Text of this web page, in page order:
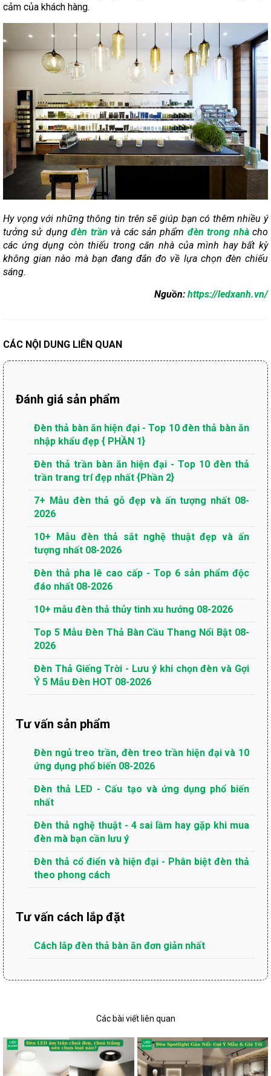
cảm của khách hàng.
Hy vọng với những thông tin trên sẽ giúp bạn có thêm nhiều ý
tưởng sử dụngđèn trần và các sản phẩm đèn trong nhàcho
các ứng dụng còn thiếu trong căn nhà của mình hay bất kỳ
không gian nào mà bạn đang đắn đo về lựa chọn đèn chiếu
sáng.
Nguồn: https://ledxanh.vn/
CÁC NỘI DUNG LIÊN QUAN
Đánh giá sản phẩm
Đèn thả bàn ăn hiện đại - Top 10 đèn thả bàn ăn
nhập khẩu đẹp { PHẦN 1}
Đèn thả trần bàn ăn hiện đại - Top 10 đèn thả
trần trang trí đẹp nhất {Phần 2}
7+ Mẫu đèn thả gỗ đẹp và ấn tượng nhất 08-
2026
10+ Mẫu đèn thả sắt nghệ thuật đẹp và ấn
tượng nhất 08-2026
Đèn thả pha lê cao cấp - Top 6 sản phẩm độc
đáo nhất 08-2026
10+ mẫu đèn thả thủy tinh xu hướng 08-2026
Top 5 Mẫu Đèn Thả Bàn Cầu Thang Nổi Bật 08-
2026
Đèn Thả Giếng Trời - Lưu ý khi chọn đèn và Gợi
Ý 5 Mẫu Đèn HOT 08-2026
Tư vấn sản phẩm
Đèn ngủ treo trần, đèn treo trần hiện đại và 10
ứng dụng phổ biến 08-2026
Đèn thả LED - Cấu tạo và ứng dụng phổ biến
nhất
Đèn thả nghệ thuật - 4 sai lầm hay gặp khi mua
đèn mà bạn cần lưu ý
Đèn thả cổ điển và hiện đại - Phân biệt đèn thả
theo phong cách
Tư vấn cách lắp đặt
Cách lắp đèn thả bàn ăn đơn giản nhất
Các bài viết liên quan